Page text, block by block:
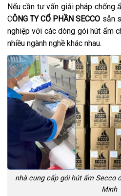
Nếu cần tư vấn giải pháp chống
CÔNG TY CỔ PHẦN SECCO sẵn
nghiệp với các dòng gói hút ẩm
nhiều ngành nghề khác nhau.
nhà cung cấp gói hút ẩm Secco
Minh